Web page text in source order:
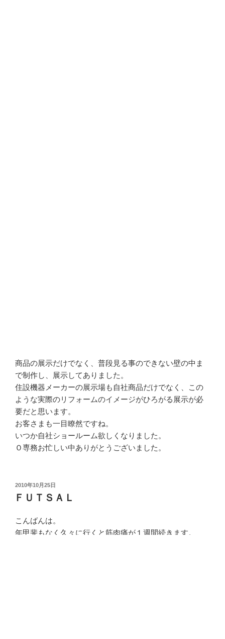
商品の展示だけでなく、普段見る事のできない壁の中ま
で制作し、展示してありました。
住設機器メーカーの展示場も自社商品だけでなく、この
ような実際のリフォームのイメージがひろがる展示が必
要だと思います。
お客さまも一目瞭然ですね。
いつか自社ショールーム欲しくなりました。
Ｏ専務お忙しい中ありがとうございました。
投
稿
日:
2010年10月25日
ＦＵＴＳＡＬ
こんばんは。
年甲斐もなく久々に行くと筋肉痛が１週間続きます。